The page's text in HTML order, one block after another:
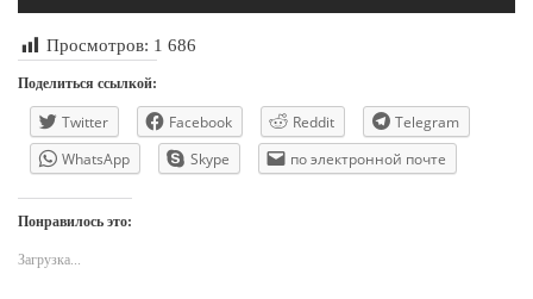
Просмотров: 1 686
Поделиться ссылкой:
Twitter Facebook Reddit
Telegram
WhatsApp
Skype по электронной почте
Понравилось это:
Загрузка...